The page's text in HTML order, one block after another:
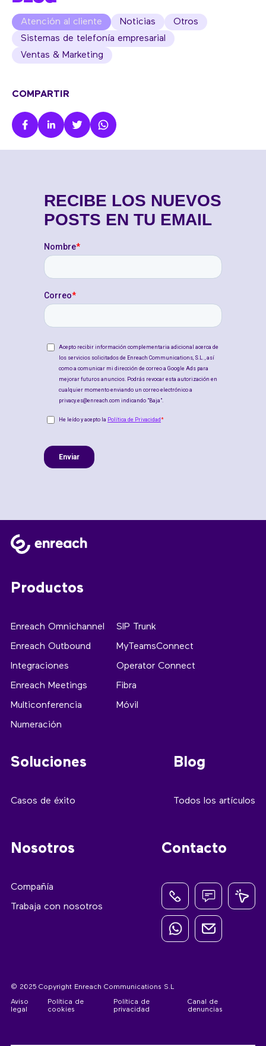
Atención al cliente Noticias
Otros
Sistemas de telefonía empresarial
Ventas & Marketing
COMPARTIR
Productos
Enreach Omnichannel
Enreach Outbound
Integraciones
Enreach Meetings
Multiconferencia
Numeración
SIP Trunk
MyTeamsConnect
Operator Connect
Fibra
Móvil
Soluciones
Casos de éxito
Blog
Todos los artículos
Nosotros
Compañía
Trabaja con nosotros
Contacto
© 2025 Copyright Enreach Communications S.L
Aviso
legal
Política de
cookies
Política de
privacidad
Canal de
denuncias